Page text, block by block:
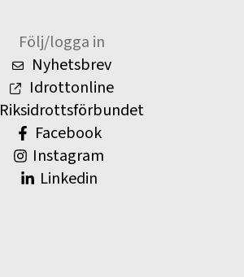
Följ/logga in
Nyhetsbrev
Idrottonline
Riksidrottsförbundet
Facebook
Instagram
Linkedin